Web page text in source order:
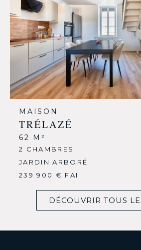
MAISON
TRÉLAZÉ
62 M²
2 CHAMBRES
JARDIN ARBORÉ
239 900 € FAI
DÉCOUVRIR TOUS